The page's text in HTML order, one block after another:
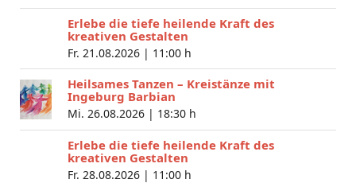
Erlebe die tiefe heilende Kraft des
kreativen Gestalten
Fr. 21.08.2026 | 11:00 h
Heilsames Tanzen – Kreistänze mit
Ingeburg Barbian
Mi. 26.08.2026 | 18:30 h
Erlebe die tiefe heilende Kraft des
kreativen Gestalten
Fr. 28.08.2026 | 11:00 h